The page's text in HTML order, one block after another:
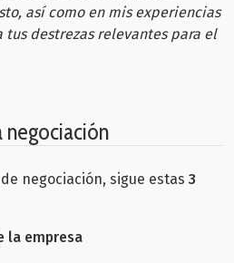
así como en mis experiencias
destrezas relevantes para el
negociación
negociación, sigue estas 3
la empresa